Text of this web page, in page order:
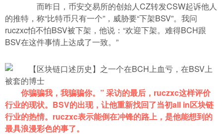
而昨日，币安交易所的创始人CZ转发CSW起诉他人
的推特，称“比特币只有一个”，威胁要“下架BSV”。我问
ruczxc怕不怕BSV被下架，他说：“欢迎下架。难得BCH跟
BSV在这件事情上达成了一致。”
你骗骗我，我骗骗你。” 采访的最后，ruczxc这样评价
行业的现状。BSV的出现，让他重新找回了当初all in区块链
行业的热情。ruczxc表示能倒在冲锋的路上，是他能想到的
最具浪漫彩色的事了。